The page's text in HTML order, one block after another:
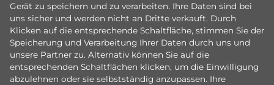
Gerät zu speichern und zu verarbeiten. Ihre Daten sind bei
uns sicher und werden nicht an Dritte verkauft. Durch
Klicken auf die entsprechende Schaltfläche, stimmen Sie der
Speicherung und Verarbeitung Ihrer Daten durch uns und
unsere Partner zu. Alternativ können Sie auf die
entsprechenden Schaltflächen klicken, um die Einwilligung
abzulehnen oder sie selbstständig anzupassen. Ihre